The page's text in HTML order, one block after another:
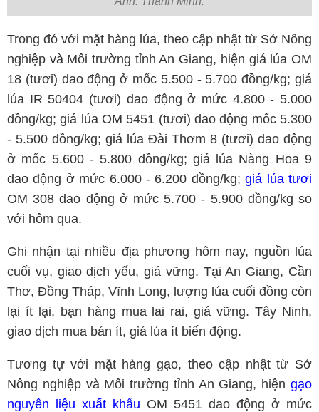
Trong đó với mặt hàng lúa, theo cập nhật từ Sở Nông
nghiệp và Môi trường tỉnh An Giang, hiện giá lúa OM
18 (tươi) dao động ở mốc 5.500 - 5.700 đồng/kg; giá
lúa IR 50404 (tươi) dao động ở mức 4.800 - 5.000
đồng/kg; giá lúa OM 5451 (tươi) dao động mốc 5.300
- 5.500 đồng/kg; giá lúa Đài Thơm 8 (tươi) dao động
ở mốc 5.600 - 5.800 đồng/kg; giá lúa Nàng Hoa 9
dao động ở mức 6.000 - 6.200 đồng/kg;giá lúa tươi
OM 308 dao động ở mức 5.700 - 5.900 đồng/kg so
với hôm qua.
Ghi nhận tại nhiều địa phương hôm nay, nguồn lúa
cuối vụ, giao dịch yếu, giá vững. Tại An Giang, Cần
Thơ, Đồng Tháp, Vĩnh Long, lượng lúa cuối đồng còn
lại ít lại, bạn hàng mua lai rai, giá vững. Tây Ninh,
giao dịch mua bán ít, giá lúa ít biến động.
Tương tự với mặt hàng gạo, theo cập nhật từ Sở
Nông nghiệp và Môi trường tỉnh An Giang, hiện gạo
nguyên liệu xuất khẩu OM 5451 dao động ở mức